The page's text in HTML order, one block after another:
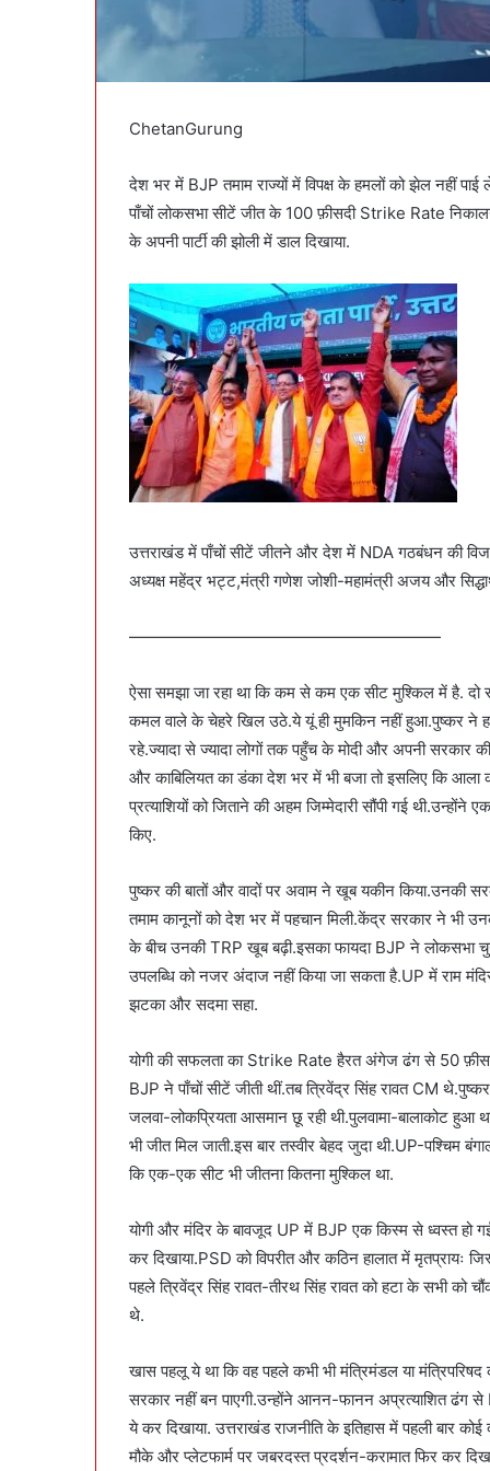
ChetanGurung
देश भर में BJP तमाम राज्यों में विपक्ष के हमलों को झेल नहीं
पाँचों लोकसभा सीटें जीत के 100 फ़ीसदी Strike Rate
के अपनी पार्टी की झोली में डाल दिखाया.
उत्तराखंड में पाँचों सीटें जीतने और देश में NDA गठबंधन की
अध्यक्ष महेंद्र भट्ट,मंत्री गणेश जोशी-महामंत्री अजय और
———————————————————
ऐसा समझा जा रहा था कि कम से कम एक सीट मुश्किल में है.
कमल वाले के चेहरे खिल उठे.ये यूं ही मुमकिन नहीं हुआ.पुष्कर ने
रहे.ज्यादा से ज्यादा लोगों तक पहुँच के मोदी और अपनी सरकार
और काबिलियत का डंका देश भर में भी बजा तो इसलिए कि
प्रत्याशियों को जिताने की अहम जिम्मेदारी सौंपी गई
किए.
पुष्कर की बातों और वादों पर अवाम ने खूब यकीन किया.उनकी
तमाम कानूनों को देश भर में पहचान मिली.केंद्र सरकार ने भी
के बीच उनकी TRP खूब बढ़ी.इसका फायदा BJP ने लोकसभा
उपलब्धि को नजर अंदाज नहीं किया जा सकता है.UP में राम
झटका और सदमा सहा.
योगी की सफलता का Strike Rate हैरत अंगेज ढंग से 50
BJP ने पाँचों सीटें जीती थीं.तब त्रिवेंद्र सिंह रावत CM
जलवा-लोकप्रियता आसमान छू रही थी.पुलवामा-बालाकोट
भी जीत मिल जाती.इस बार तस्वीर बेहद जुदा थी.UP-पश्चिम
कि एक-एक सीट भी जीतना कितना मुश्किल था.
योगी और मंदिर के बावजूद UP में BJP एक किस्म से ध्वस्त हो
कर दिखाया.PSD को विपरीत और कठिन हालात में मृतप्रायः
पहले त्रिवेंद्र सिंह रावत-तीरथ सिंह रावत को हटा के सभी को
थे.
खास पहलू ये था कि वह पहले कभी भी मंत्रिमंडल या
सरकार नहीं बन पाएगी.उन्होंने आनन-फानन अप्रत्याशित ढंग से
ये कर दिखाया. उत्तराखंड राजनीति के इतिहास में पहली बार
मौके और प्लेटफार्म पर जबरदस्त प्रदर्शन-करामात फिर कर